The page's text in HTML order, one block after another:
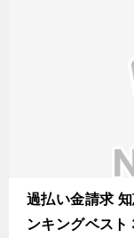
過払い金請求
ンキングベスト